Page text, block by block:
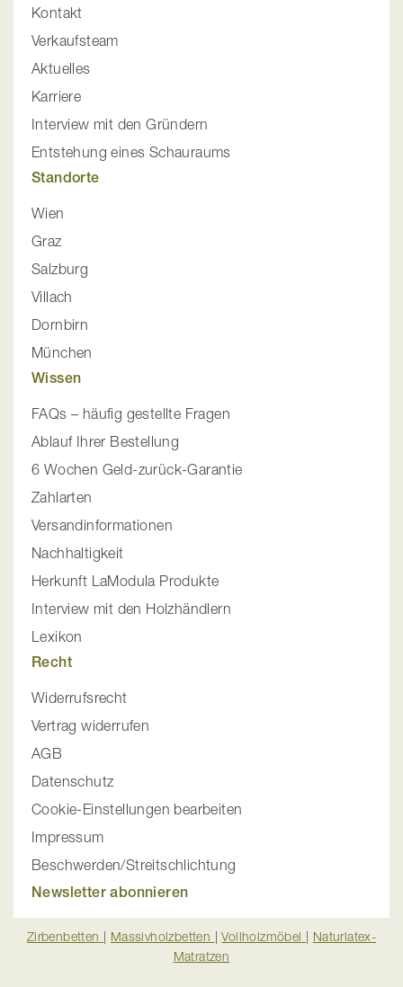
Kontakt
Verkaufsteam
Aktuelles
Karriere
Interview mit den Gründern
Entstehung eines Schauraums
Standorte
Wien
Graz
Salzburg
Villach
Dornbirn
München
Wissen
FAQs – häufig gestellte Fragen
Ablauf Ihrer Bestellung
6 Wochen Geld-zurück-Garantie
Zahlarten
Versandinformationen
Nachhaltigkeit
Herkunft LaModula Produkte
Interview mit den Holzhändlern
Lexikon
Recht
Widerrufsrecht
Vertrag widerrufen
AGB
Datenschutz
Cookie-Einstellungen bearbeiten
Impressum
Beschwerden/Streitschlichtung
Newsletter abonnieren
Zirbenbetten | Massivholzbetten |Vollholzmöbel | Naturlatex-
Matratzen